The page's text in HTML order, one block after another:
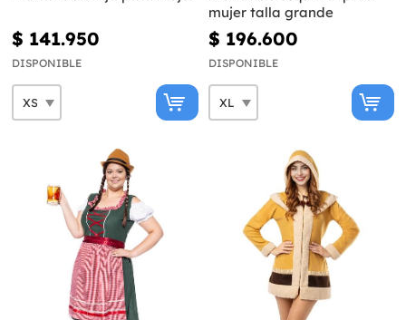
$ 141.950
DISPONIBLE
mujer talla grande
$ 196.600
DISPONIBLE